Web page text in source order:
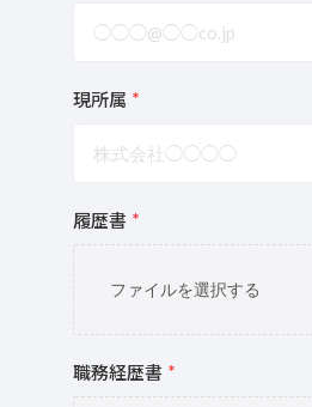
現所属 *
履歴書 *
ファイルを選択する
職務経歴書 *